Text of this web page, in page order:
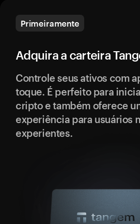
Primeiramente
Adquira a carteira
Controle seus ativos com
toque. É perfeito para
cripto e também oferece
experiência para usuários
experientes.